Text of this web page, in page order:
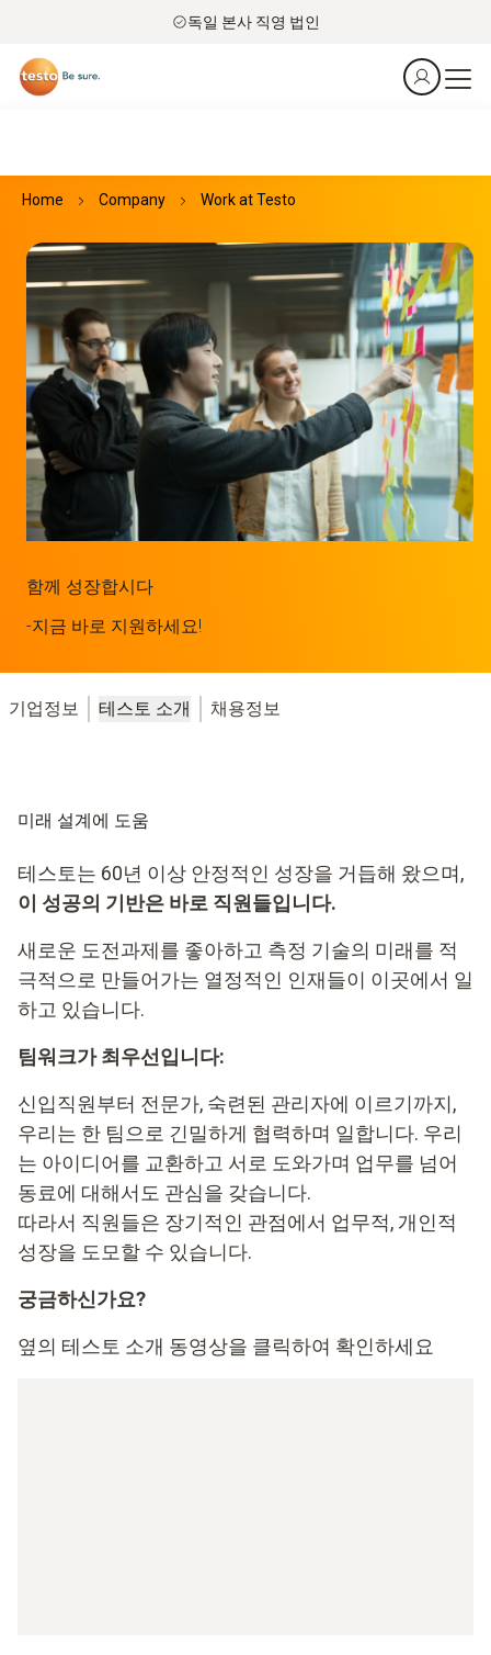
독일 본사 직영 법인
Home Company Work at Testo
함께 성장합시다
-지금 바로 지원하세요!
기업정보 테스토 소개 채용정보
미래 설계에 도움
테스토는 60년 이상 안정적인 성장을 거듭해 왔으며,
이 성공의 기반은 바로 직원들입니다.
새로운 도전과제를 좋아하고 측정 기술의 미래를 적
극적으로 만들어가는 열정적인 인재들이 이곳에서 일
하고 있습니다.
팀워크가 최우선입니다:
신입직원부터 전문가, 숙련된 관리자에 이르기까지,
우리는 한 팀으로 긴밀하게 협력하며 일합니다. 우리
는 아이디어를 교환하고 서로 도와가며 업무를 넘어
동료에 대해서도 관심을 갖습니다.
따라서 직원들은 장기적인 관점에서 업무적, 개인적
성장을 도모할 수 있습니다.
궁금하신가요?
옆의 테스토 소개 동영상을 클릭하여 확인하세요